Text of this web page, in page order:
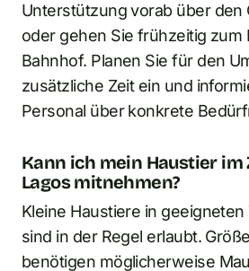
Unterstützung vorab über den
oder gehen Sie frühzeitig zum
Bahnhof. Planen Sie für den
zusätzliche Zeit ein und
Personal über konkrete
Kann ich mein Haustier im
Lagos mitnehmen?
Kleine Haustiere in
sind in der Regel erlaubt.
benötigen möglicherweise